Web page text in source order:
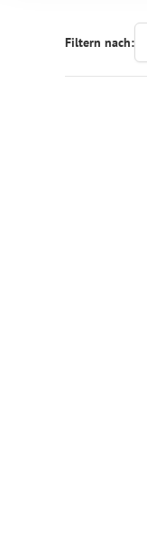
Filtern nach: